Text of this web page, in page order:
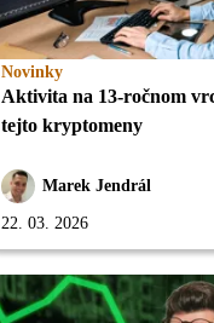
Novinky
Aktivita na 13-ročnom
tejto kryptomeny
Marek Jendrál
22. 03. 2026